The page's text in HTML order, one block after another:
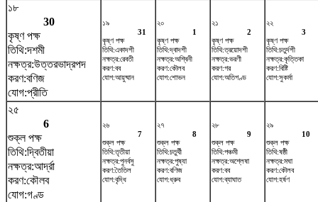
১৮
30
কৃষ্ণ পক্ষ
তিথি:দশমী
নক্ষত্র:উত্তরভাদ্রপদ
করণ:বণিজ
যোগ:প্রীতি
১৯
31
কৃষ্ণ পক্ষ
তিথি:একাদশী
নক্ষত্র:রেবতী
করণ:বব
যোগ:আয়ুষ্মান
২০
1
কৃষ্ণ পক্ষ
তিথি:দ্বাদশী
নক্ষত্র:অশ্বিনী
করণ:কৌলব
যোগ:শোভন
২১
2
কৃষ্ণ পক্ষ
তিথি:ত্রয়োদশী
নক্ষত্র:ভরণী
করণ:গর
যোগ:অতিগণ্ড
২২
3
কৃষ্ণ পক্ষ
তিথি:চতুর্দশী
নক্ষত্র:কৃত্তিকা
করণ:বিষ্টি
যোগ:সুকর্মা
২৫
6
শুক্ল পক্ষ
তিথি:দ্বিতীয়া
নক্ষত্র:আর্দ্রা
করণ:কৌলব
যোগ:গণ্ড
২৬
7
শুক্ল পক্ষ
তিথি:তৃতীয়া
নক্ষত্র:পুনর্বসু
করণ:তৈতিল
যোগ:বৃদ্ধি
২৭
8
শুক্ল পক্ষ
তিথি:চতুর্থী
নক্ষত্র:পুষ্যা
করণ:বণিজ
যোগ:ধ্রুব
২৮
9
শুক্ল পক্ষ
তিথি:পঞ্চমী
নক্ষত্র:অশ্লেষা
করণ:বব
যোগ:ব্যাঘাত
২৯
10
শুক্ল পক্ষ
তিথি:ষষ্ঠী
নক্ষত্র:মঘা
করণ:কৌলব
যোগ:হর্ষণ